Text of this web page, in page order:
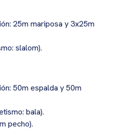
25m mariposa y 3x25m
slalom).
50m espalda y 50m
bala).
pecho).